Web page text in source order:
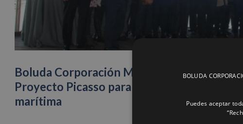
Boluda Corporación Marítima asiste en
Proyecto Picasso para conocer las nuevas
marítima
BOLUDA
Puedes aceptar